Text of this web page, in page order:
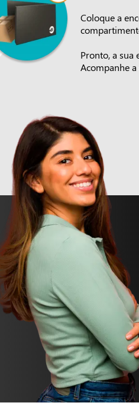
Coloque a
Pronto, a sua
Acompanhe